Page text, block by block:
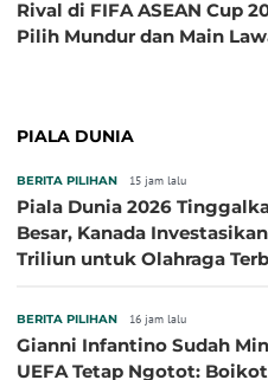
Rival di FIFA ASEAN Cup
Pilih Mundur dan Main
PIALA DUNIA
BERITA PILIHAN 15 jam lalu
Piala Dunia 2026
Besar, Kanada Investasikan
Triliun untuk Olahraga
BERITA PILIHAN 16 jam lalu
Gianni Infantino Sudah
UEFA Tetap Ngotot: